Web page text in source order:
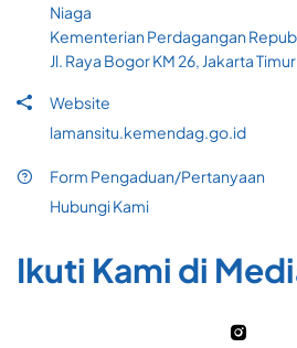
Niaga
Kementerian Perdagangan
Jl. Raya Bogor KM 26, Jakarta
Website
lamansitu.kemendag.go.id
Form Pengaduan/Pertanyaan
Hubungi Kami
Ikuti Kami di